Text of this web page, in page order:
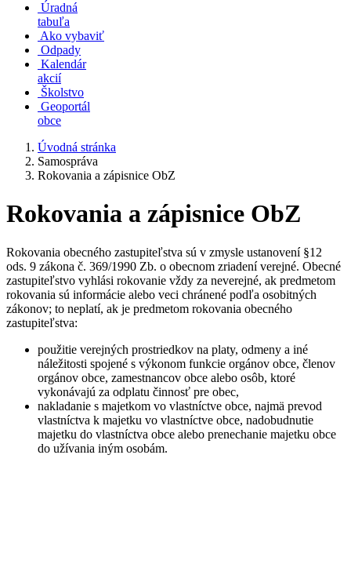
Úradná
tabuľa
Ako vybaviť
Odpady
Kalendár
akcií
Školstvo
Geoportál
obce
Úvodná stránka
Samospráva
Rokovania a zápisnice ObZ
Rokovania a zápisnice ObZ
Rokovania obecného zastupiteľstva sú v zmysle ustanovení §12
ods. 9 zákona č. 369/1990 Zb. o obecnom zriadení verejné. Obecné
zastupiteľstvo vyhlási rokovanie vždy za neverejné, ak predmetom
rokovania sú informácie alebo veci chránené podľa osobitných
zákonov; to neplatí, ak je predmetom rokovania obecného
zastupiteľstva:
použitie verejných prostriedkov na platy, odmeny a iné
náležitosti spojené s výkonom funkcie orgánov obce, členov
orgánov obce, zamestnancov obce alebo osôb, ktoré
vykonávajú za odplatu činnosť pre obec,
nakladanie s majetkom vo vlastníctve obce, najmä prevod
vlastníctva k majetku vo vlastníctve obce, nadobudnutie
majetku do vlastníctva obce alebo prenechanie majetku obce
do užívania iným osobám.